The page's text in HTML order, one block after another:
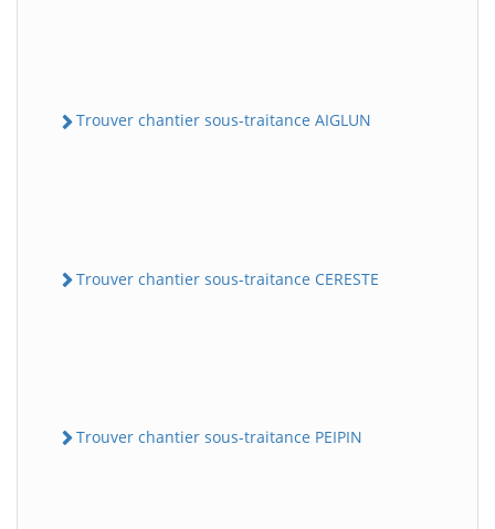
Trouver chantier sous-traitance AIGLUN
Trouver chantier sous-traitance CERESTE
Trouver chantier sous-traitance PEIPIN